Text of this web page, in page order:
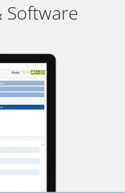
Software